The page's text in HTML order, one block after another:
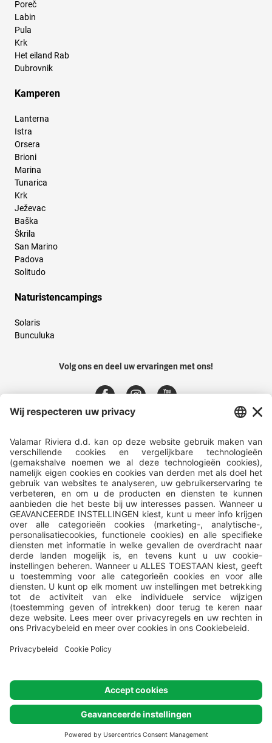
Poreč
Labin
Pula
Krk
Het eiland Rab
Dubrovnik
Kamperen
Lanterna
Istra
Orsera
Brioni
Marina
Tunarica
Krk
Ježevac
Baška
Škrila
San Marino
Padova
Solitudo
Naturistencampings
Solaris
Bunculuka
Volg ons en deel uw ervaringen met ons!
Alle campings worden beheerd doorValamar, Valamar Riviera, d.d,
Stancija Kaligari 1, Poreč, Croatia.© Valamar CampingAlle rechten
voorbehouden
Cookie settings Cookie policy Privacybeleid